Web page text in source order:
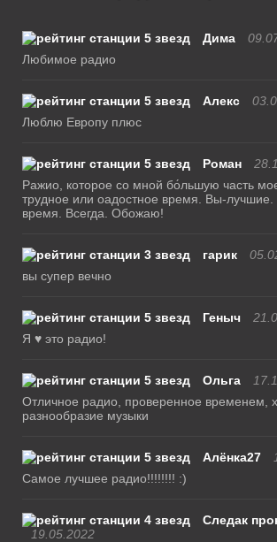
Дима
Любимое радио
Алекс
Люблю Европу плюс
Роман
Ражио, которое со мной бо́льшую часть
трудное или оадостное время. Вы-
время. Всегда. Обожаю!
гарик
вы супер вечно
Геныч
Я ♥ это радио!
Ольга
Отличное радио, проверенное временем,
разнообразие музыки
Алёнка27
Самое лучшее радио!!!!!!!! :)
Следак
19.05.2022